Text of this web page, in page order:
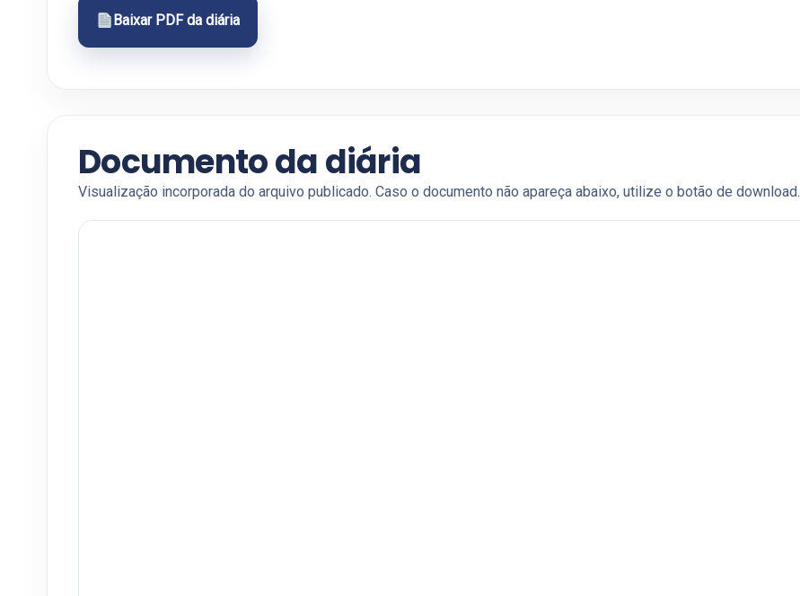
Baixar PDF da diária
Documento da diária
Visualização incorporada do arquivo publicado. Caso o documento não apareça abaixo, utilize o botão de download.